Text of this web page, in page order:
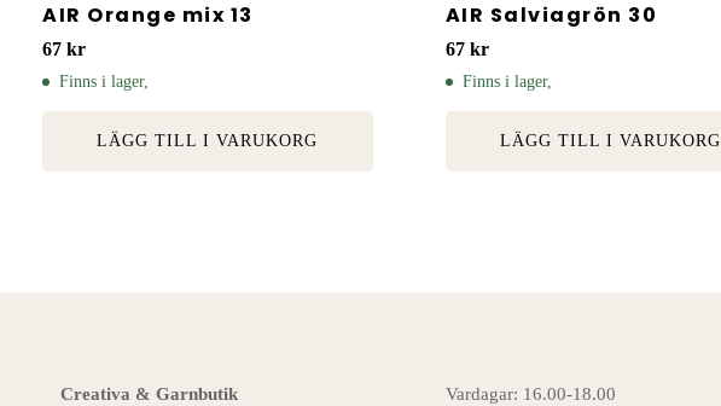
AIR Orange mix 13
67 kr
Finns i lager,
LÄGG TILL I VARUKORG
AIR Salviagrön 30
67 kr
Finns i lager,
LÄGG TILL I VARUKORG
Creativa & Garnbutik Vardagar: 16.00-18.00